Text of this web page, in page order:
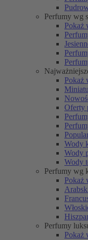
Perfumy wg
Pokaż
Pokaż
Oferty
Wody
Wody
Wody
Perfumy wg
Pokaż
Perfumy
Pokaż